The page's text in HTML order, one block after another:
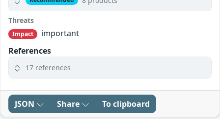
Threats
Impact
important
References
17 references
JSON Share To clipboard